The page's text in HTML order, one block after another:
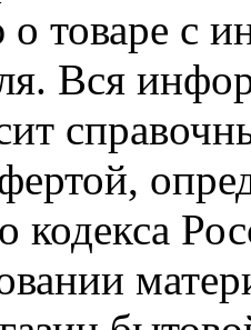
товаре с
Вся
кодекса